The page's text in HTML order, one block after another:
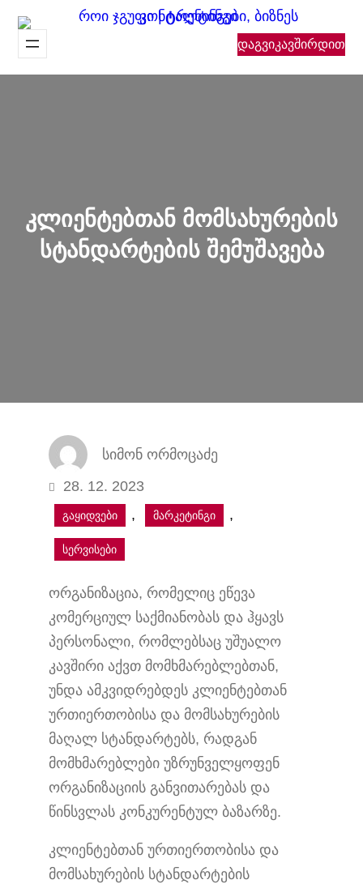
გადასვლა
დაგვიკავშირდით
კლიენტებთან მომსახურების
სტანდარტების შემუშავება
სიმონ ორმოცაძე
28. 12. 2023
გაყიდვები , მარკეტინგი ,
სერვისები
ორგანიზაცია, რომელიც ეწევა
კომერციულ საქმიანობას და ჰყავს
პერსონალი, რომლებსაც უშუალო
კავშირი აქვთ მომხმარებლებთან,
უნდა ამკვიდრებდეს კლიენტებთან
ურთიერთობისა და მომსახურების
მაღალ სტანდარტებს, რადგან
მომხმარებლები უზრუნველყოფენ
ორგანიზაციის განვითარებას და
წინსვლას კონკურენტულ ბაზარზე.
კლიენტებთან ურთიერთობისა და
მომსახურების სტანდარტების